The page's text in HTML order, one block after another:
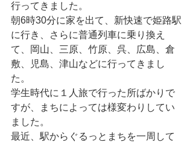
行ってきました。
朝6時30分に家を出て、新快速で姫路駅
に行き、さらに普通列車に乗り換え
て、岡山、三原、竹原、呉、広島、倉
敷、児島、津山などに行ってきまし
た。
学生時代に１人旅で行った所ばかりで
すが、まちによっては様変わりしてい
ました。
最近、駅からぐるっとまちを一周して